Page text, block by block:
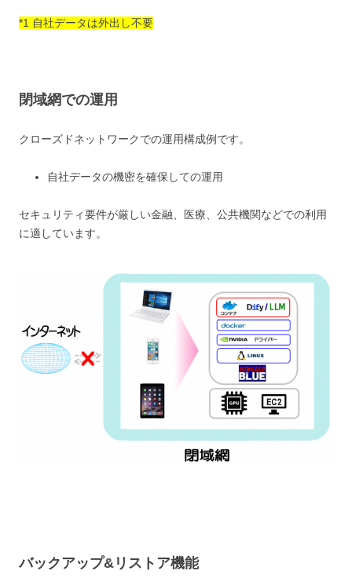
*1 自社データは外出し不要
閉域網での運用
クローズドネットワークでの運用構成例です。
自社データの機密を確保しての運用
セキュリティ要件が厳しい金融、医療、公共機関などでの利用
に適しています。
バックアップ&リストア機能